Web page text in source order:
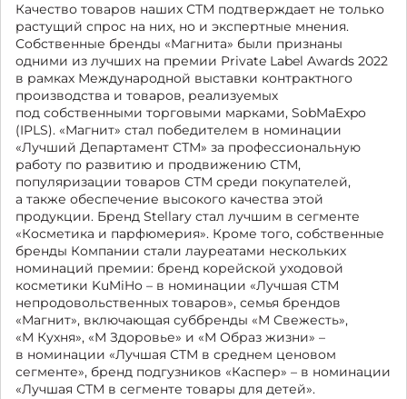
Качество товаров наших СТМ подтверждает не только
растущий спрос на них, но и экспертные мнения.
Собственные бренды «Магнита» были признаны
одними из лучших на премии Private Label Awards 2022
в рамках Международной выставки контрактного
производства и товаров, реализуемых
под собственными торговыми марками, SobMaExpo
(IPLS). «Магнит» стал победителем в номинации
«Лучший Департамент СТМ» за профессиональную
работу по развитию и продвижению СТМ,
популяризации товаров СТМ среди покупателей,
а также обеспечение высокого качества этой
продукции. Бренд Stellary стал лучшим в сегменте
«Косметика и парфюмерия». Кроме того, собственные
бренды Компании стали лауреатами нескольких
номинаций премии: бренд корейской уходовой
косметики KuMiHo – в номинации «Лучшая СТМ
непродовольственных товаров», семья брендов
«Магнит», включающая суббренды «М Свежесть»,
«М Кухня», «М Здоровье» и «М Образ жизни» –
в номинации «Лучшая СТМ в среднем ценовом
сегменте», бренд подгузников «Каспер» – в номинации
«Лучшая СТМ в сегменте товары для детей».